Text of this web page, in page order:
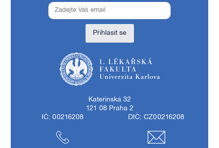
Přihlásit se
Kateřinská 32
121 08 Praha 2
IČ: 00216208
DIČ: CZ00216208